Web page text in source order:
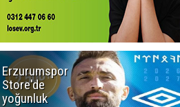
Erzurumspor
Store'de
yoğunluk